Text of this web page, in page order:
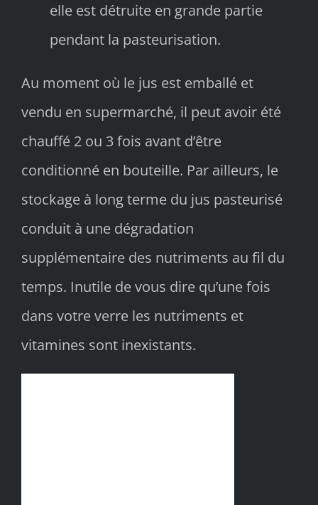
elle est détruite en grande partie
pendant la pasteurisation.
Au moment où le jus est emballé et
vendu en supermarché, il peut avoir été
chauffé 2 ou 3 fois avant d’être
conditionné en bouteille. Par ailleurs, le
stockage à long terme du jus pasteurisé
conduit à une dégradation
supplémentaire des nutriments au fil du
temps. Inutile de vous dire qu’une fois
dans votre verre les nutriments et
vitamines sont inexistants.